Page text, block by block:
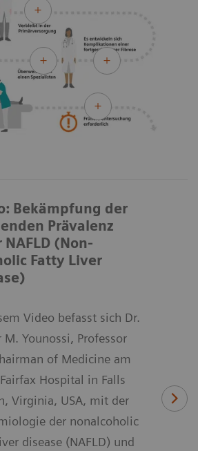
Bekämpfung der
Prävalenz
NAFLD (Non-
Fatty Liver
Video befasst sich Dr.
M. Younossi, Professor
of Medicine am
Hospital in Falls
Virginia, USA, mit der
der nonalcoholic
disease (NAFLD) und